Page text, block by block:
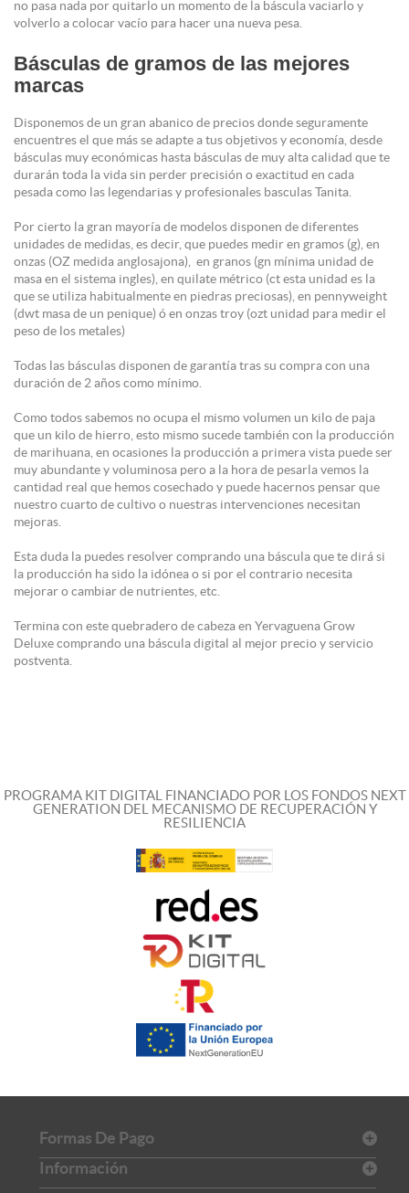
no pasa nada por quitarlo un momento de la báscula vaciarlo y
volverlo a colocar vacío para hacer una nueva pesa.
Básculas de gramos de las mejores
marcas
Disponemos de un gran abanico de precios donde seguramente
encuentres el que más se adapte a tus objetivos y economía, desde
básculas muy económicas hasta básculas de muy alta calidad que te
durarán toda la vida sin perder precisión o exactitud en cada
pesada como las legendarias y profesionales basculas Tanita.
Por cierto la gran mayoría de modelos disponen de diferentes
unidades de medidas, es decir, que puedes medir en gramos (g), en
onzas (OZ medida anglosajona), en granos (gn mínima unidad de
masa en el sistema ingles), en quilate métrico (ct esta unidad es la
que se utiliza habitualmente en piedras preciosas), en pennyweight
(dwt masa de un penique) ó en onzas troy (ozt unidad para medir el
peso de los metales)
Todas las básculas disponen de garantía tras su compra con una
duración de 2 años como mínimo.
Como todos sabemos no ocupa el mismo volumen un kilo de paja
que un kilo de hierro, esto mismo sucede también con la producción
de marihuana, en ocasiones la producción a primera vista puede ser
muy abundante y voluminosa pero a la hora de pesarla vemos la
cantidad real que hemos cosechado y puede hacernos pensar que
nuestro cuarto de cultivo o nuestras intervenciones necesitan
mejoras.
Esta duda la puedes resolver comprando una báscula que te dirá si
la producción ha sido la idónea o si por el contrario necesita
mejorar o cambiar de nutrientes, etc.
Termina con este quebradero de cabeza en Yervaguena Grow
Deluxe comprando una báscula digital al mejor precio y servicio
postventa.
PROGRAMA KIT DIGITAL FINANCIADO POR LOS FONDOS NEXT
GENERATION DEL MECANISMO DE RECUPERACIÓN Y
RESILIENCIA
Formas De Pago
Información